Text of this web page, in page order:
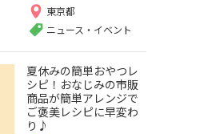
東京都
ニュース・イベント
夏休みの簡単おやつレ
シピ！おなじみの市販
商品が簡単アレンジで
ご褒美レシピに早変わ
り♪